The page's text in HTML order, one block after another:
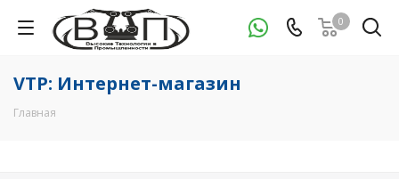
0
VTP: Интернет-магазин
Главная